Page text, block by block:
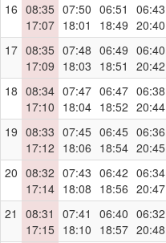
16 08:35
17:07
07:50
18:01
06:51
18:49
06:43
20:40
17 08:35
17:09
07:48
18:03
06:49
18:51
06:40
20:42
18 08:34
17:10
07:47
18:04
06:47
18:52
06:38
20:44
19 08:33
17:12
07:45
18:06
06:45
18:54
06:36
20:45
20 08:32
17:14
07:43
18:08
06:42
18:56
06:34
20:47
21
08:31
17:15
07:41
18:10
06:40
18:57
06:32
20:48